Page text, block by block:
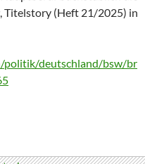
Titelstory (Heft 21/2025) in
politik/deutschland/bsw/br